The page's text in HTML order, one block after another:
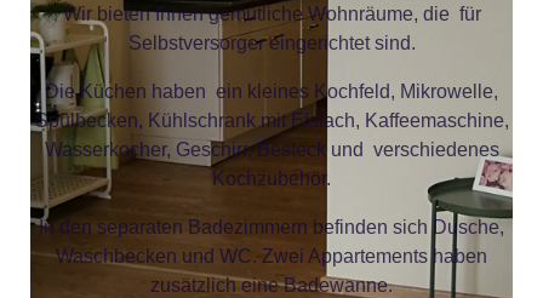
Wir bieten Ihnen gemütliche Wohnräume, die für
Selbstversorger eingerichtet sind.
Die Küchen haben ein kleines Kochfeld, Mikrowelle,
Spülbecken, Kühlschrank mit Eisfach, Kaffeemaschine,
Wasserkocher, Geschirr, Besteck und verschiedenes
Kochzubehör.
In den separaten Badezimmern befinden sich Dusche,
Waschbecken und WC. Zwei Appartements haben
zusätzlich eine Badewanne.